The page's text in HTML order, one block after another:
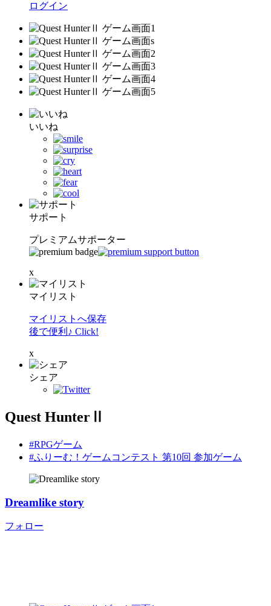
ログイン
いいね
サポート
プレミアムサポーター
x
マイリスト
マイリストへ保存
後で便利♪ Click!
x
シェア
Quest HunterⅡ
#RPGゲーム
#ふりーむ！ゲームコンテスト 第10回 参加ゲーム
Dreamlike story
フォロー